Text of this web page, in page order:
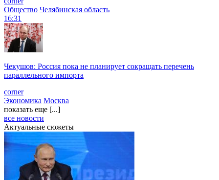
Общество Челябинская область
16:31
Чекушов: Россия пока не планирует сокращать перечень
параллельного импорта
corner
Экономика Москва
показать еще [...]
все новости
Актуальные сюжеты